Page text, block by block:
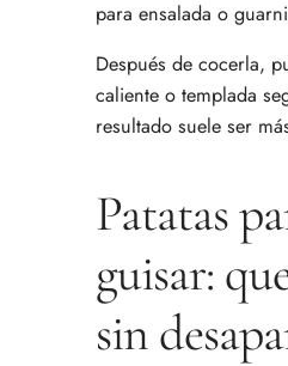
para ensalada o
Después de cocerla,
caliente o templada
resultado suele ser
Patatas
guisar:
sin